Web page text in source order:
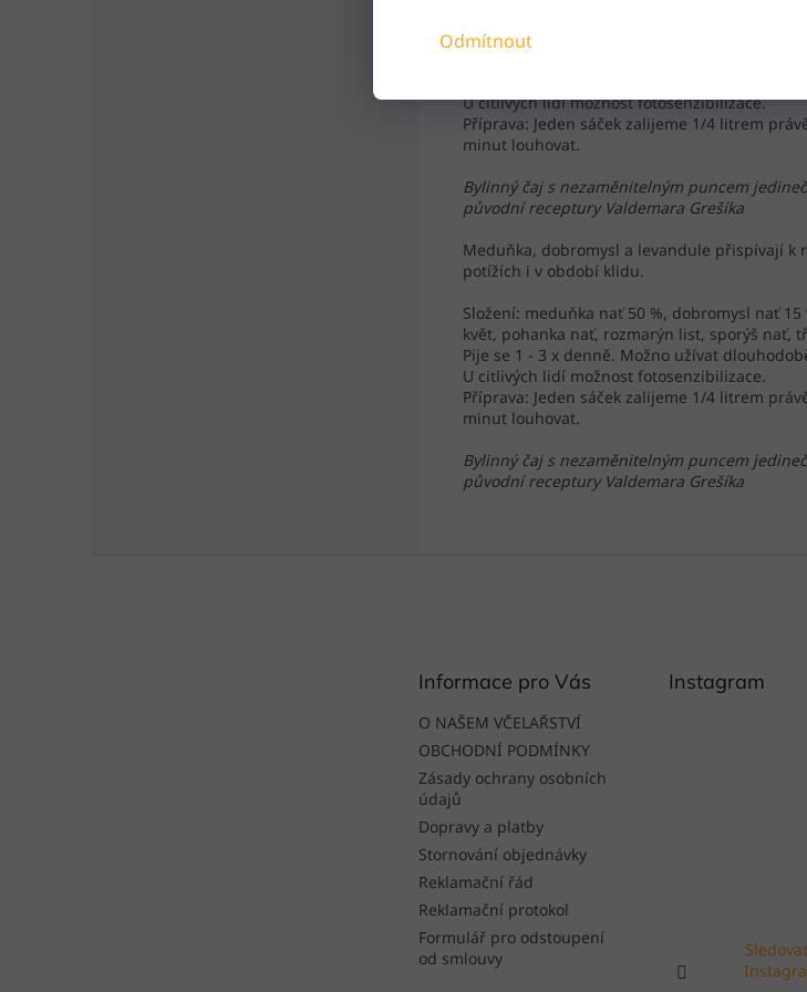
Odmítnout
Složení: meduňka nať 50 %, dobromysl nať 15
květ, pohanka nať, rozmarýn list, sporýš nať,
U citlivých lidí možnost fotosenzibilizace.
Příprava: Jeden sáček zalijeme 1/4 litrem
minut louhovat.
Bylinný čaj s nezaměnitelným puncem
původní receptury Valdemara Grešíka
Meduňka, dobromysl a levandule přispívají k
potížích i v období klidu.
Složení: meduňka nať 50 %, dobromysl nať
květ, pohanka nať, rozmarýn list, sporýš nať,
Pije se 1 - 3 x denně. Možno užívat
U citlivých lidí možnost fotosenzibilizace.
Příprava: Jeden sáček zalijeme 1/4 litrem
minut louhovat.
Bylinný čaj s nezaměnitelným puncem
původní receptury Valdemara Grešíka
Informace pro Vás
O NAŠEM VČELAŘSTVÍ
OBCHODNÍ PODMÍNKY
Zásady ochrany osobních
údajů
Dopravy a platby
Stornování objednávky
Reklamační řád
Reklamační protokol
Formulář pro odstoupení
od smlouvy
Instagram